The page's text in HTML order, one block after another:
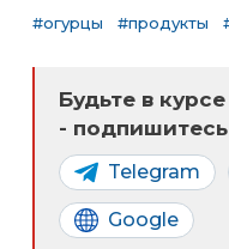
#огурцы #продукты
Будьте в
-
Telegram
Google